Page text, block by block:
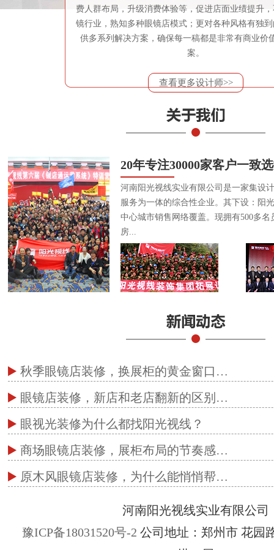
费人群布局，升级消费体验等，促进店面业绩提升
镜行业，熟知多种眼镜店模式；更对各种风格有独
供多系列解决方案，确保每一稿都是非常有商业价
案。
查看更多设计师>>
20年专注30000家客户一致
河南阳光视线实业有限公司是一家集设
服务为一体的综合性企业。其下设：阳
中心城市销售网络覆盖。现拥有500多
房...
秋季眼镜店装修，换展柜的黄金窗口…
眼镜店装修，新店和老店翻新的区别…
眼视光装修为什么都找阳光视线？
商场眼镜店装修，展柜布局的节奏感…
原木风眼镜店装修，为什么能悄悄帮…
河南阳光视线实业有限公司
豫ICP备18031520号-2 公司地址：郑州市 花园